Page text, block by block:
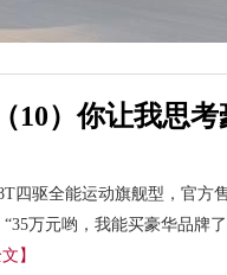
10）你让我思
四驱全能运动旗舰型，官方
万元哟，我能买豪华品牌
】